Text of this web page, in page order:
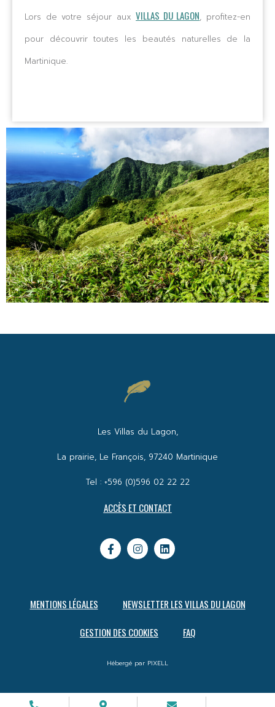
Lors de votre séjour auxVILLAS DU LAGON, profitez-en
pour découvrir toutes les beautés naturelles de la
Martinique.
Les Villas du Lagon,
La prairie, Le François, 97240 Martinique
Tel : +596 (0)596 02 22 22
ACCÈS ET CONTACT
MENTIONS LÉGALES NEWSLETTER LES VILLAS DU LAGON
GESTION DES COOKIES FAQ
Hébergé par PIXELL